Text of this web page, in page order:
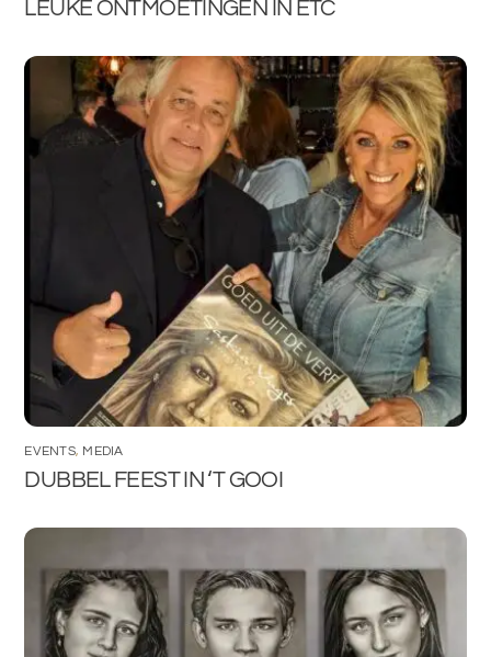
LEUKE ONTMOETINGEN IN ETC
EVENTS, MEDIA
DUBBEL FEEST IN ‘T GOOI